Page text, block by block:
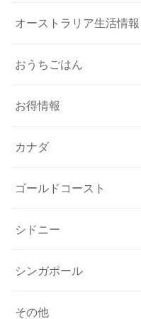
オーストラリア生活情報
おうちごはん
お得情報
カナダ
ゴールドコースト
シドニー
シンガポール
その他